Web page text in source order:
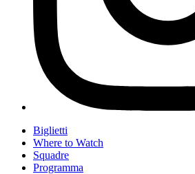
Biglietti
Where to Watch
Squadre
Programma